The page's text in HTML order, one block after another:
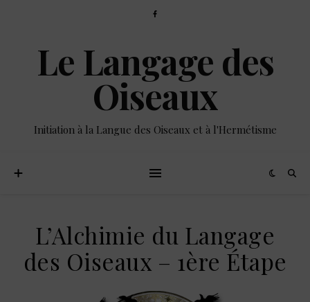
Le Langage des
Oiseaux
Initiation à la Langue des Oiseaux et à l'Hermétisme
L’Alchimie du Langage
des Oiseaux – 1ère Étape